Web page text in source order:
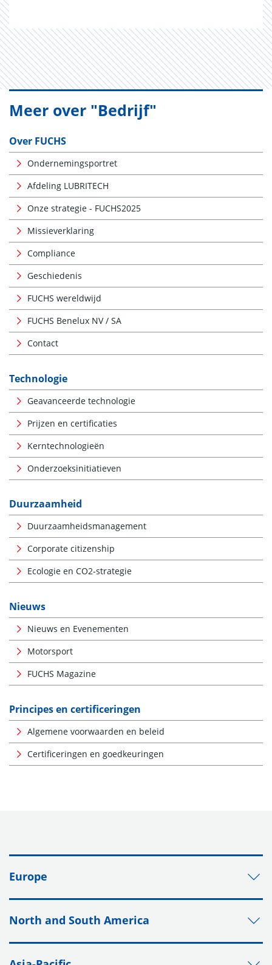
Meer over "Bedrijf"
Over FUCHS
Ondernemingsportret
Afdeling LUBRITECH
Onze strategie - FUCHS2025
Missieverklaring
Compliance
Geschiedenis
FUCHS wereldwijd
FUCHS Benelux NV / SA
Contact
Technologie
Geavanceerde technologie
Prijzen en certificaties
Kerntechnologieën
Onderzoeksinitiatieven
Duurzaamheid
Duurzaamheidsmanagement
Corporate citizenship
Ecologie en CO2-strategie
Nieuws
Nieuws en Evenementen
Motorsport
FUCHS Magazine
Principes en certificeringen
Algemene voorwaarden en beleid
Certificeringen en goedkeuringen
Europe
North and South America